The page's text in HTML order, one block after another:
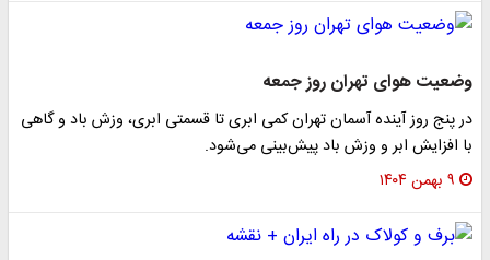
وضعیت هوای تهران روز جمعه
در پنج روز آینده آسمان تهران کمی ابری تا قسمتی ابری، وزش باد و گاهی
با افزایش ابر و وزش باد پیش‌بینی می‌شود.
۹ بهمن ۱۴۰۴